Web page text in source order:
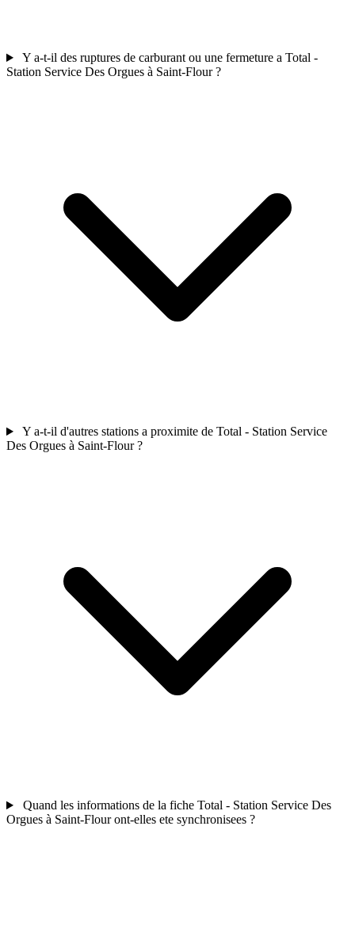
Y a-t-il des ruptures de carburant ou une fermeture a Total -
Station Service Des Orgues à Saint-Flour ?
Y a-t-il d'autres stations a proximite de Total - Station Service
Des Orgues à Saint-Flour ?
Quand les informations de la fiche Total - Station Service Des
Orgues à Saint-Flour ont-elles ete synchronisees ?